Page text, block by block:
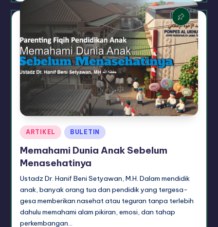
Posted
in
ARTIKEL BULETIN
Memahami Dunia Anak Sebelum
Menasehatinya
Ustadz Dr. Hanif Beni Setyawan, M.H. Dalam mendidik
anak, banyak orang tua dan pendidik yang tergesa-
gesa memberikan nasehat atau teguran tanpa terlebih
dahulu memahami alam pikiran, emosi, dan tahap
perkembangan…